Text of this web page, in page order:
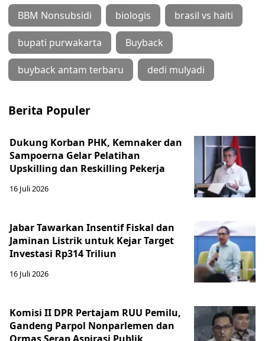
BBM Nonsubsidi biologis brasil vs haiti
bupati purwakarta Buyback
buyback antam terbaru dedi mulyadi
Berita Populer
Dukung Korban PHK, Kemnaker dan
Sampoerna Gelar Pelatihan
Upskilling dan Reskilling Pekerja
16 Juli 2026
Jabar Tawarkan Insentif Fiskal dan
Jaminan Listrik untuk Kejar Target
Investasi Rp314 Triliun
16 Juli 2026
Komisi II DPR Pertajam RUU Pemilu,
Gandeng Parpol Nonparlemen dan